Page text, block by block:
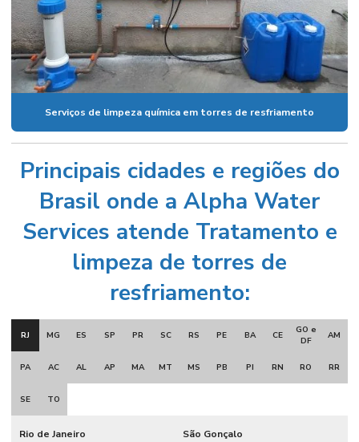
Serviços de limpeza química em torres de resfriamento
Principais cidades e regiões do
Brasil onde a Alpha Water
Services atende Tratamento e
limpeza de torres de
resfriamento:
RJ MG ES SP PR SC RS PE BA CE
GO e
DF
AM
PA AC AL AP MA MT MS PB PI RN RO RR
SE TO
Rio de Janeiro São Gonçalo